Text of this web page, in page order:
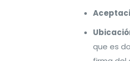
que es